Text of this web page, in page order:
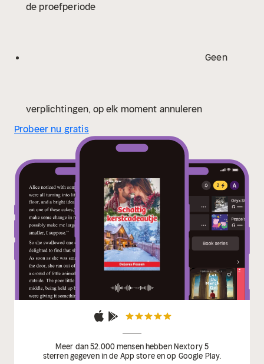
de proefperiode
Geen
verplichtingen, op elk moment annuleren
Probeer nu gratis
Meer dan 52.000 mensen hebben Nextory 5
sterren gegeven in de App store en op Google Play.